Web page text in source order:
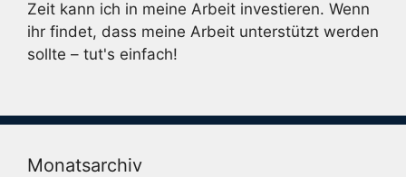
Zeit kann ich in meine Arbeit investieren. Wenn
ihr findet, dass meine Arbeit unterstützt werden
sollte – tut's einfach!
Monatsarchiv